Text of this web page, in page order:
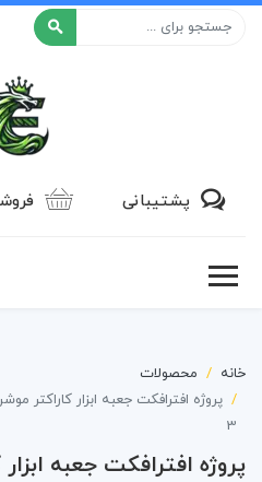
پشتیبانی
خانه
محصولات
3
پروژه افترافکت جعبه